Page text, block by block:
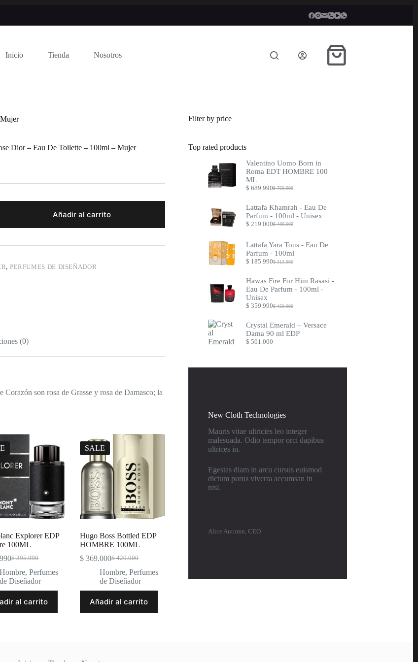
Inicio Tienda Nosotros
Carro
de
Dior – Eau De Toilette – 100ml – Mujer
Añadir al carrito
, PERFUMES DE DISEÑADOR
(0)
son rosa de Grasse y rosa de Damasco; la
Explorer EDP
100ML
$395.990
Original
price
was:
Current
price
is:
Hombre,Perfumes
de Diseñador
al carrito
SALE
Hugo Boss Bottled EDP
HOMBRE 100ML
$420.000
Original
price
was:
$ 369.000Current
price
is:
Hombre,Perfumes
de Diseñador
Añadir al carrito
Filter by price
Top rated products
Valentino Uomo Born in
Roma EDT HOMBRE 100
ML
$759.990
Original
was:
$ 759.990.
$ 689.990Current
is:
$ 689.990.
Lattafa Khamrah - Eau De
Parfum - 100ml - Unisex
$489.000
Original
was:
$ 489.000.
$ 219.000Current
is:
$ 219.000.
Lattafa Yara Tous - Eau De
Parfum - 100ml
$313.990
Original
was:
$ 313.990.
$ 185.990Current
is:
$ 185.990.
Hawas Fire For Him Rasasi -
Eau De Parfum - 100ml -
Unisex
$459.990
Original
was:
$ 459.990.
$ 359.990Current
is:
$ 359.990.
Crystal Emerald – Versace
Dama 90 ml EDP
$ 501.000
New Cloth Technologies
Mauris vitae ultricies leo integer
malesuada. Odio tempor orci dapibus
ultrices in.
Egestas diam in arcu cursus euismod
dictum purus viverra accumsan in
nisl.
Alice Autumn, CEO